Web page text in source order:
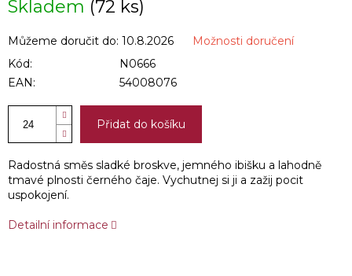
cena:
Skladem (72 ks)
Můžeme doručit do: 10.8.2026
Možnosti doručení
Kód:
N0666
EAN:
54008076
Přidat do košíku
Radostná směs sladké broskve, jemného ibišku a lahodně
tmavé plnosti černého čaje. Vychutnej si ji a zažij pocit
uspokojení.
Detailní informace